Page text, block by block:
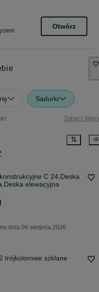
Otwórz
Sadurki
Zobacz
C 24,Deska
elewacyjna
dnia 06 sierpnia 2026
trójkolorowe szklane